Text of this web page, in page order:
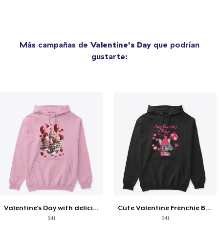
Más campañas de Valentine's Day que podrían
gustarte:
Valentine's Day with delicious food
$41
Cute Valentine Frenchie Bulldog
$41